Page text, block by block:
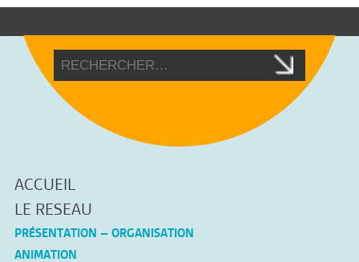
ACCUEIL
LE RESEAU
PRÉSENTATION – ORGANISATION
ANIMATION